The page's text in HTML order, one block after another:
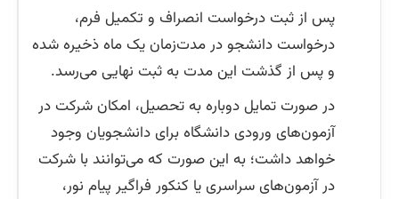
پس از ثبت درخواست انصراف و تکمیل فرم،
درخواست دانشجو در مدت‌زمان یک ماه ذخیره شده
و پس از گذشت این مدت به ثبت نهایی می‌رسد.
در صورت تمایل دوباره به تحصیل، امکان شرکت در
آزمون‌های ورودی دانشگاه برای دانشجویان وجود
خواهد داشت؛ به این صورت که می‌توانند با شرکت
در آزمون‌های سراسری یا کنکور فراگیر پیام نور،